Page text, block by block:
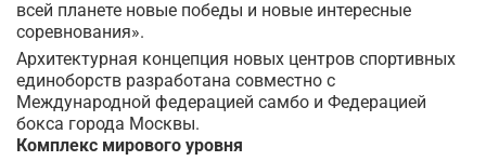
всей планете новые победы и новые интересные
соревнования».
Архитектурная концепция новых центров спортивных
единоборств разработана совместно с
Международной федерацией самбо и Федерацией
бокса города Москвы.
Комплекс мирового уровня